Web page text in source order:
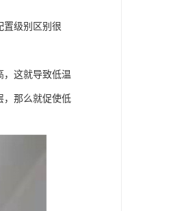
置级别区别很
，这就导致低温
，那么就促使低